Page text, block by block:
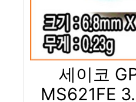
세이코
MS621FE